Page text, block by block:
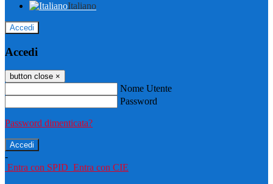
Italiano
Accedi
Accedi
button close ×
Nome Utente
Password
Password dimenticata?
-
Entra con SPID Entra con CIE